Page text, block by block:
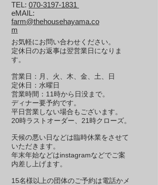
TEL: 070-3197-1831
eMAIL:
farm@thehousehayama.co
m
お気軽にお問い合わせください。
定休日のお返事は翌営業日になりま
す。
営業日：月、火、木、金、土、日
定休日：水曜日
営業時間：11時から日没まで。
​ディナー要予約です。
平日営業しない場合もございます。
20時ラストオーダー、21時クローズ。
天候の悪い日などは臨時休業をさせて
いただきます。
年末年始などはinstagramなどでご案
内差し上げます。
15名様以上の団体のご予約は電話かメ